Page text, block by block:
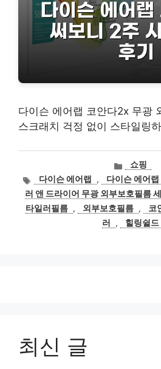
다이슨 에어랩 코안다2x 무광
스크래치 걱정 없이 스타일링
카
테
고
리
쇼핑
태
그
다이슨 에어랩 ,
다이슨 에어
러 앤 드라이어 무광 외부보호필름
타일러필름 , 외부보호필름 , 코
러
, 힐링쉴드
최신 글